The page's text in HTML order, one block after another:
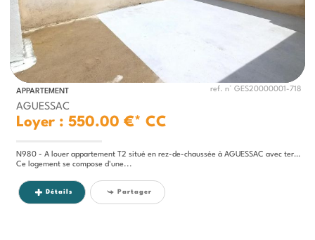
APPARTEMENT ref. n° GES20000001-718
AGUESSAC
Loyer : 550.00 €* CC
N980 - A louer appartement T2 situé en rez-de-chaussée à AGUESSAC avec terrasse et garage.
Ce logement se compose d'une...
Détails Partager